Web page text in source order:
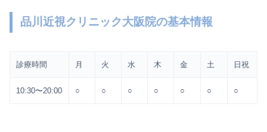
品川近視クリニック大阪院の基本情報
診療時間 月 火 水 木 金 土 日祝
10:30〜20:00 ○ ○ ○ ○ ○ ○ ○